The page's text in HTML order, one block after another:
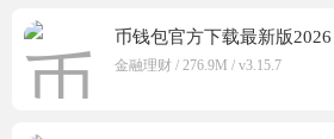
币钱包官方下载最新版2026
金融理财 / 276.9M / v3.15.7